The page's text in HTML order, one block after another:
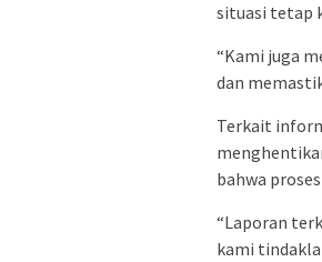
situasi tetap
“Kami juga
dan
Terkait
bahwa
“Laporan
kami